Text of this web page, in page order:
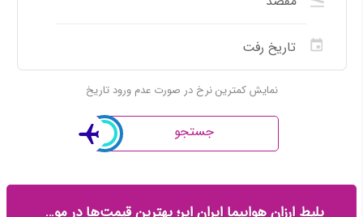
نمایش کمترین نرخ در صورت عدم ورود تاریخ
جستجو
بلیط ارزان هواپیما ایران ایر؛ بهترین قیمت‌ها در موج زمزم